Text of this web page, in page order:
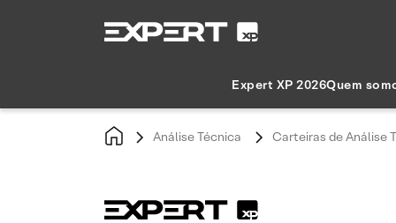
Expert XP 2026Quem
Análise Técnica Carteiras de Análise